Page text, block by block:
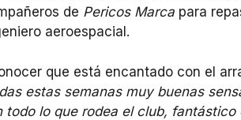
de Pericos Marca para
aeroespacial.
que está encantado con el
estas semanas muy buenas
lo que rodea el club, fantástico